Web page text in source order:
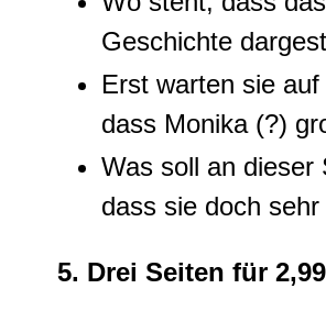
Geschichte
Erst warten sie
dass Monika (?)
Was soll an dieser
dass sie doch
5. Drei Seiten für